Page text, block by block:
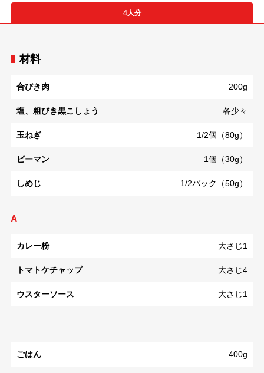
4人分
材料
合びき肉 200g
塩、粗びき黒こしょう 各少々
玉ねぎ 1/2個（80g）
ピーマン 1個（30g）
しめじ 1/2パック（50g）
A
カレー粉 大さじ1
トマトケチャップ 大さじ4
ウスターソース 大さじ1
ごはん 400g